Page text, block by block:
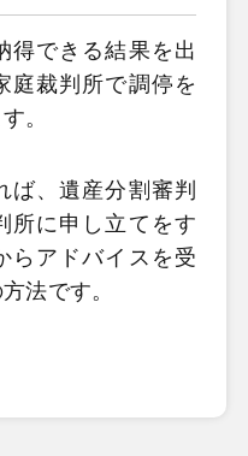
得できる結果を出
庭裁判所で調停を
。
ば、遺産分割審判
所に申し立てをす
らアドバイスを受
法です。